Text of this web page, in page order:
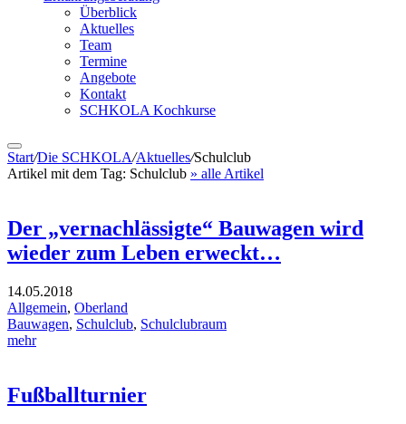
Überblick
Aktuelles
Team
Termine
Angebote
Kontakt
SCHKOLA Kochkurse
Start/Die SCHKOLA/Aktuelles/Schulclub
Artikel mit dem Tag: Schulclub » alle Artikel
Der „vernachlässigte“ Bauwagen wird
wieder zum Leben erweckt…
14.05.2018
Allgemein, Oberland
Bauwagen, Schulclub, Schulclubraum
mehr
Fußballturnier